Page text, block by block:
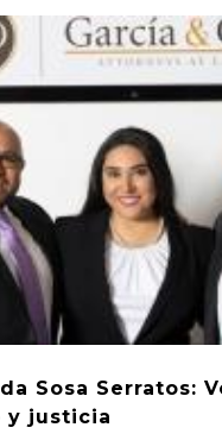
Sosa Serratos:
y justicia